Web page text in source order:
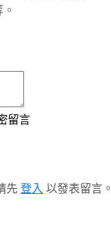
留言
先 登入 以發表留言。